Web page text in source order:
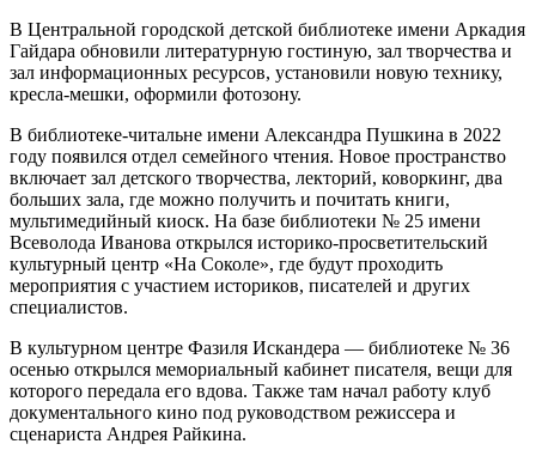
В Центральной городской детской библиотеке имени Аркадия
Гайдара обновили литературную гостиную, зал творчества и
зал информационных ресурсов, установили новую технику,
кресла-мешки, оформили фотозону.
В библиотеке-читальне имени Александра Пушкина в 2022
году появился отдел семейного чтения. Новое пространство
включает зал детского творчества, лекторий, коворкинг, два
больших зала, где можно получить и почитать книги,
мультимедийный киоск. На базе библиотеки № 25 имени
Всеволода Иванова открылся историко-просветительский
культурный центр «На Соколе», где будут проходить
мероприятия с участием историков, писателей и других
специалистов.
В культурном центре Фазиля Искандера — библиотеке № 36
осенью открылся мемориальный кабинет писателя, вещи для
которого передала его вдова. Также там начал работу клуб
документального кино под руководством режиссера и
сценариста Андрея Райкина.